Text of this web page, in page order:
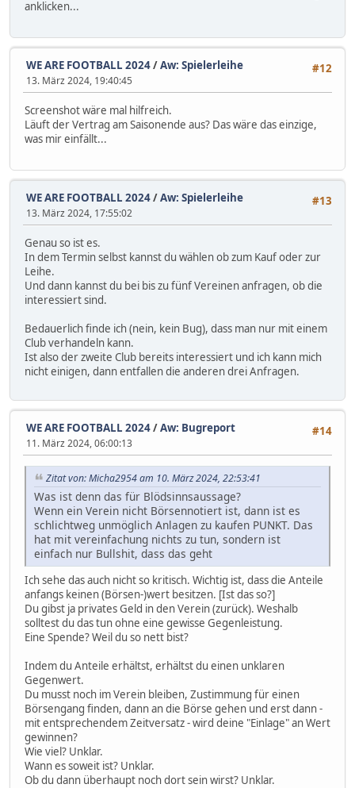
anklicken...
#12
WE ARE FOOTBALL 2024/Aw: Spielerleihe
13. März 2024, 19:40:45
Screenshot wäre mal hilfreich.
Läuft der Vertrag am Saisonende aus? Das wäre das einzige,
was mir einfällt...
#13
WE ARE FOOTBALL 2024/Aw: Spielerleihe
13. März 2024, 17:55:02
Genau so ist es.
In dem Termin selbst kannst du wählen ob zum Kauf oder zur
Leihe.
Und dann kannst du bei bis zu fünf Vereinen anfragen, ob die
interessiert sind.
Bedauerlich finde ich (nein, kein Bug), dass man nur mit einem
Club verhandeln kann.
Ist also der zweite Club bereits interessiert und ich kann mich
nicht einigen, dann entfallen die anderen drei Anfragen.
#14
WE ARE FOOTBALL 2024/Aw: Bugreport
11. März 2024, 06:00:13
Zitat von: Micha2954 am 10. März 2024, 22:53:41
Was ist denn das für Blödsinnsaussage?
Wenn ein Verein nicht Börsennotiert ist, dann ist es
schlichtweg unmöglich Anlagen zu kaufen PUNKT. Das
hat mit vereinfachung nichts zu tun, sondern ist
einfach nur Bullshit, dass das geht
Ich sehe das auch nicht so kritisch. Wichtig ist, dass die Anteile
anfangs keinen (Börsen-)wert besitzen. [Ist das so?]
Du gibst ja privates Geld in den Verein (zurück). Weshalb
solltest du das tun ohne eine gewisse Gegenleistung.
Eine Spende? Weil du so nett bist?
Indem du Anteile erhältst, erhältst du einen unklaren
Gegenwert.
Du musst noch im Verein bleiben, Zustimmung für einen
Börsengang finden, dann an die Börse gehen und erst dann -
mit entsprechendem Zeitversatz - wird deine "Einlage" an Wert
gewinnen?
Wie viel? Unklar.
Wann es soweit ist? Unklar.
Ob du dann überhaupt noch dort sein wirst? Unklar.